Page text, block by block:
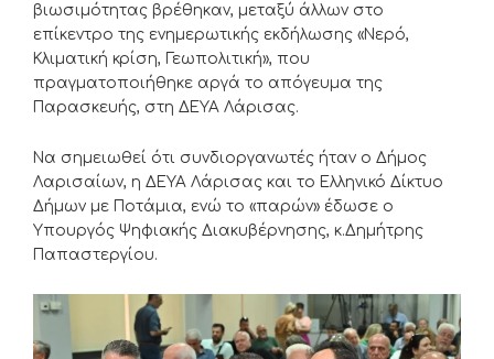
βιωσιμότητας βρέθηκαν, μεταξύ άλλων στο
επίκεντρο της ενημερωτικής εκδήλωσης «Νερό,
Κλιματική κρίση, Γεωπολιτική», που
πραγματοποιήθηκε αργά το απόγευμα της
Παρασκευής, στη ΔΕΥΑ Λάρισας.
Να σημειωθεί ότι συνδιοργανωτές ήταν ο Δήμος
Λαρισαίων, η ΔΕΥΑ Λάρισας και το Ελληνικό Δίκτυο
Δήμων με Ποτάμια, ενώ το «παρών» έδωσε ο
Υπουργός Ψηφιακής Διακυβέρνησης, κ.Δημήτρης
Παπαστεργίου.